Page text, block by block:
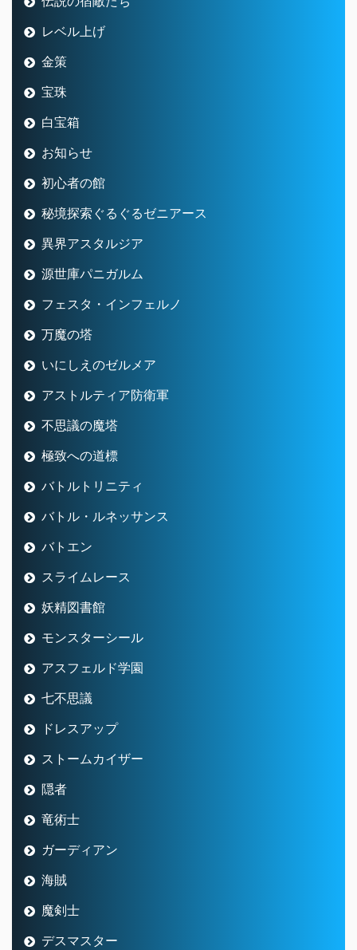
レベル上げ
金策
宝珠
白宝箱
お知らせ
初心者の館
秘境探索ぐるぐるゼニアース
異界アスタルジア
源世庫パニガルム
フェスタ・インフェルノ
万魔の塔
いにしえのゼルメア
アストルティア防衛軍
不思議の魔塔
極致への道標
バトルトリニティ
バトル・ルネッサンス
バトエン
スライムレース
妖精図書館
モンスターシール
アスフェルド学園
七不思議
ドレスアップ
ストームカイザー
隠者
竜術士
ガーディアン
海賊
魔剣士
デスマスター